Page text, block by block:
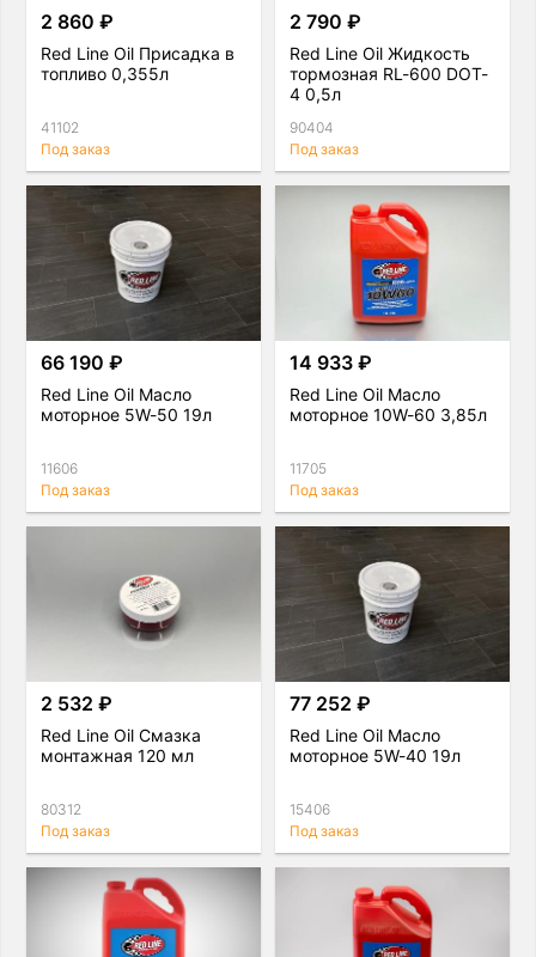
2 860 ₽
Red Line Oil Присадка в
топливо 0,355л
41102
Под заказ
2 790 ₽
Red Line Oil Жидкость
тормозная RL-600 DOT-
4 0,5л
90404
Под заказ
66 190 ₽
Red Line Oil Масло
моторное 5W-50 19л
11606
Под заказ
14 933 ₽
Red Line Oil Масло
моторное 10W-60 3,85л
11705
Под заказ
2 532 ₽
Red Line Oil Смазка
монтажная 120 мл
80312
Под заказ
77 252 ₽
Red Line Oil Масло
моторное 5W-40 19л
15406
Под заказ